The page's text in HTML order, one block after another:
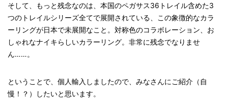
そして、もっと残念なのは、本国のペガサス36トレイル含めた3
つのトレイルシリーズ全てで展開されている、この象徴的なカラ
ーリングが日本で未展開なこと。対称色のコラボレーション、お
しゃれなナイキらしいカラーリング。非常に残念でなりませ
ん……。
ということで、個人輸入しましたので、みなさんにご紹介（自
慢！？）したいと思います。